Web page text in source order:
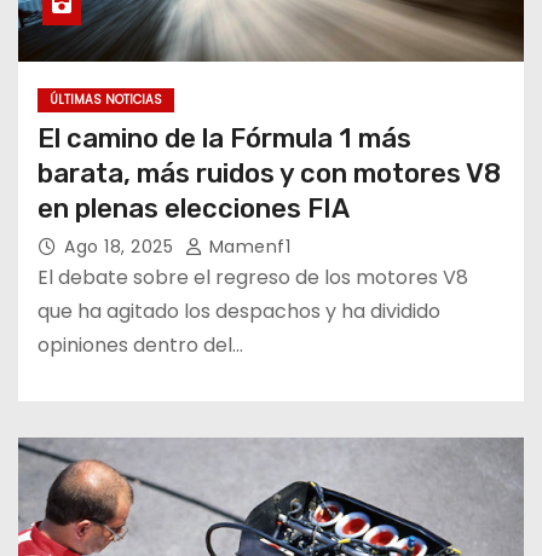
ÚLTIMAS NOTICIAS
El camino de la Fórmula 1 más
barata, más ruidos y con motores V8
en plenas elecciones FIA
Ago 18, 2025 Mamenf1
El debate sobre el regreso de los motores V8
que ha agitado los despachos y ha dividido
opiniones dentro del…